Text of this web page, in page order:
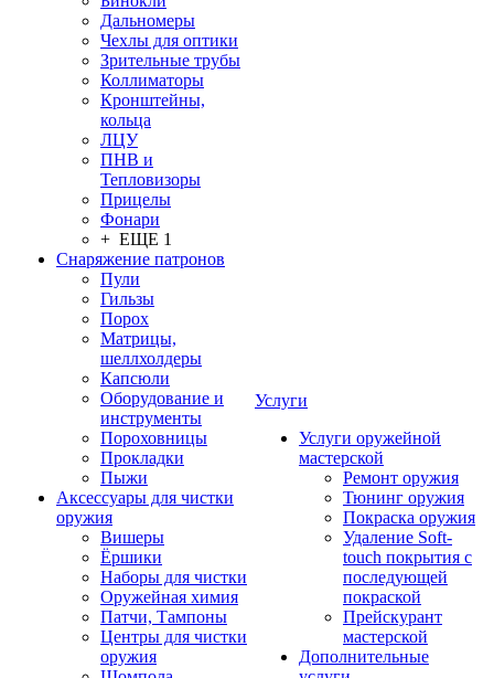
Дальномеры
Чехлы для оптики
Зрительные трубы
Коллиматоры
Кронштейны,
кольца
ЛЦУ
ПНВ и
Тепловизоры
Прицелы
Фонари
+ ЕЩЕ 1
Снаряжение патронов
Пули
Гильзы
Порох
Матрицы,
шеллхолдеры
Капсюли
Оборудование и
инструменты
Пороховницы
Прокладки
Пыжи
Аксессуары для чистки
оружия
Вишеры
Ёршики
Наборы для чистки
Оружейная химия
Патчи, Тампоны
Центры для чистки
оружия
Услуги
Услуги оружейной
мастерской
Ремонт оружия
Тюнинг оружия
Покраска оружия
Удаление Soft-
touch покрытия с
последующей
покраской
Прейскурант
мастерской
Дополнительные